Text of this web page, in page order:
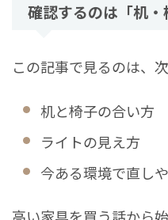
確認するのは「机
この記事で見るのは、次
机と椅子の合い方
ライトの見え方
今ある環境で直し